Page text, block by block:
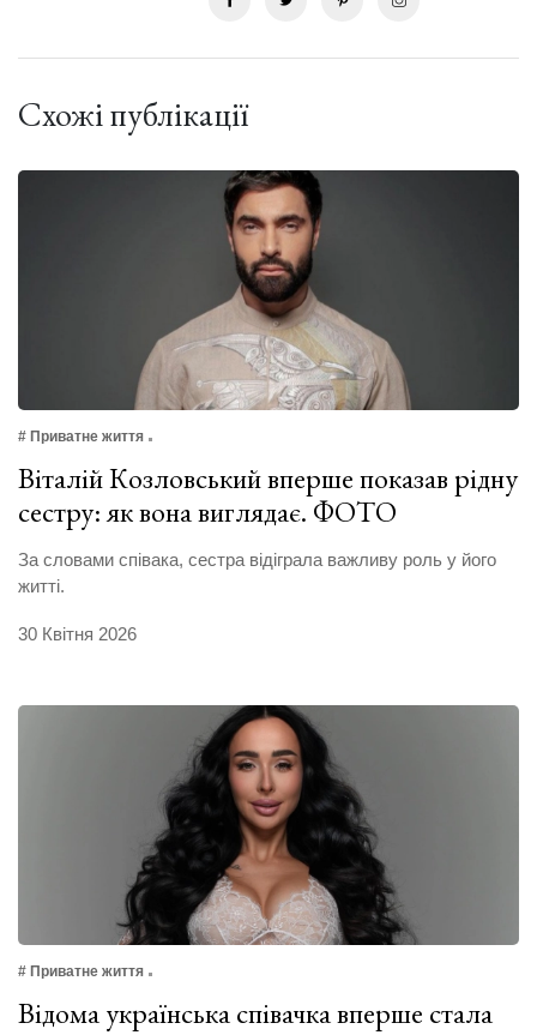
Схожі публікації
# Приватне життя
Віталій Козловський вперше показав рідну
сестру: як вона виглядає. ФОТО
За словами співака, сестра відіграла важливу роль у його
житті.
30 Квітня 2026
# Приватне життя
Відома українська співачка вперше стала